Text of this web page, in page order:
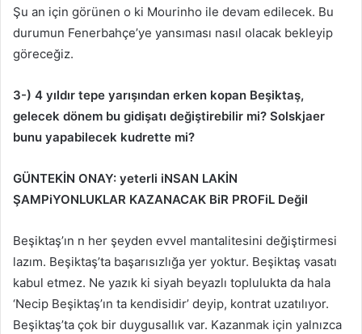
Şu an için görünen o ki Mourinho ile devam edilecek. Bu
durumun Fenerbahçe’ye yansıması nasıl olacak bekleyip
göreceğiz.
3-) 4 yıldır tepe yarışından erken kopan Beşiktaş,
gelecek dönem bu gidişatı değiştirebilir mi? Solskjaer
bunu yapabilecek kudrette mi?
GÜNTEKİN ONAY: yeterli iNSAN LAKİN
ŞAMPiYONLUKLAR KAZANACAK BiR PROFiL Değil
Beşiktaş’ın n her şeyden evvel mantalitesini değiştirmesi
lazım. Beşiktaş’ta başarısızlığa yer yoktur. Beşiktaş vasatı
kabul etmez. Ne yazık ki siyah beyazlı toplulukta da hala
‘Necip Beşiktaş’ın ta kendisidir’ deyip, kontrat uzatılıyor.
Beşiktaş’ta çok bir duygusallık var. Kazanmak için yalnızca